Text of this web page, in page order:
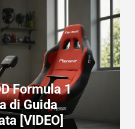
Formula 1
di Guida
[VIDEO]